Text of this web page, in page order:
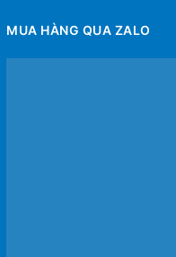
MUA HÀNG QUA ZALO